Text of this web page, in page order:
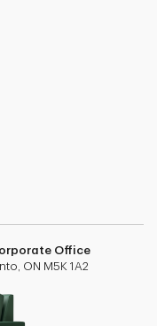
Office
ON M5K 1A2